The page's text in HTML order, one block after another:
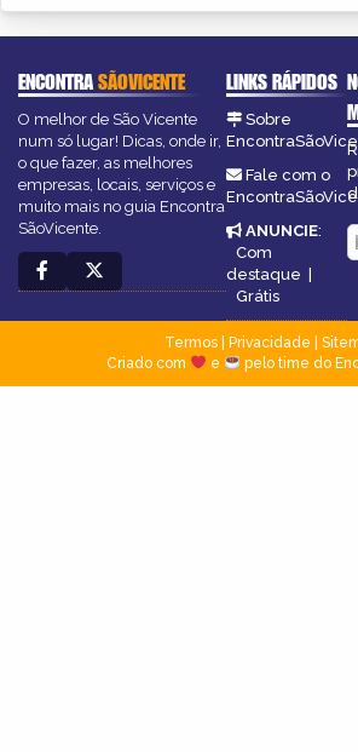
ENCONTRASÃOVICENTE
O melhor de São Vicente
num só lugar! Dicas, onde ir,
o que fazer, as melhores
empresas, locais, serviços e
muito mais no guia Encontra
SãoVicente.
LINKS RÁPIDOS
Sobre
Fale com o
ANUNCIE:
Com
destaque |
Grátis
Termos| Privacidade
Criado com
e pelo time do